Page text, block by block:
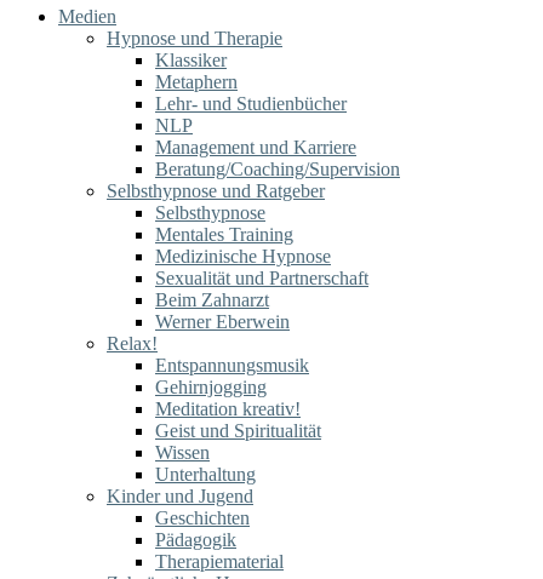
Medien
Hypnose und Therapie
Klassiker
Metaphern
Lehr- und Studienbücher
NLP
Management und Karriere
Beratung/Coaching/Supervision
Selbsthypnose und Ratgeber
Selbsthypnose
Mentales Training
Medizinische Hypnose
Sexualität und Partnerschaft
Beim Zahnarzt
Werner Eberwein
Relax!
Entspannungsmusik
Gehirnjogging
Meditation kreativ!
Geist und Spiritualität
Wissen
Unterhaltung
Kinder und Jugend
Geschichten
Pädagogik
Therapiematerial